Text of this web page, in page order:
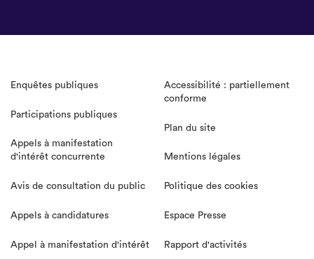
Enquêtes publiques
Participations publiques
Appels à manifestation
d'intérêt concurrente
Avis de consultation du public
Appels à candidatures
Appel à manifestation d'intérêt
Accessibilité : partiellement
conforme
Plan du site
Mentions légales
Politique des cookies
Espace Presse
Rapport d'activités